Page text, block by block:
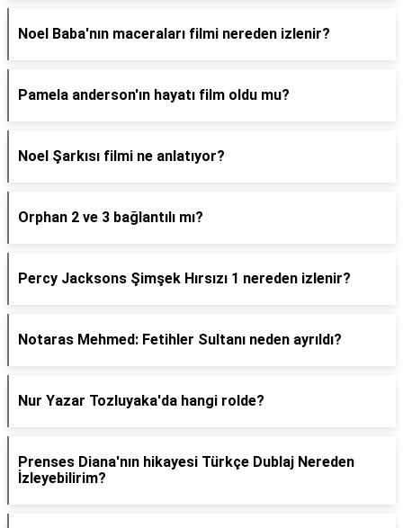
Noel Baba'nın maceraları filmi nereden izlenir?
Pamela anderson'ın hayatı film oldu mu?
Noel Şarkısı filmi ne anlatıyor?
Orphan 2 ve 3 bağlantılı mı?
Percy Jacksons Şimşek Hırsızı 1 nereden izlenir?
Notaras Mehmed: Fetihler Sultanı neden ayrıldı?
Nur Yazar Tozluyaka'da hangi rolde?
Prenses Diana'nın hikayesi Türkçe Dublaj Nereden
İzleyebilirim?